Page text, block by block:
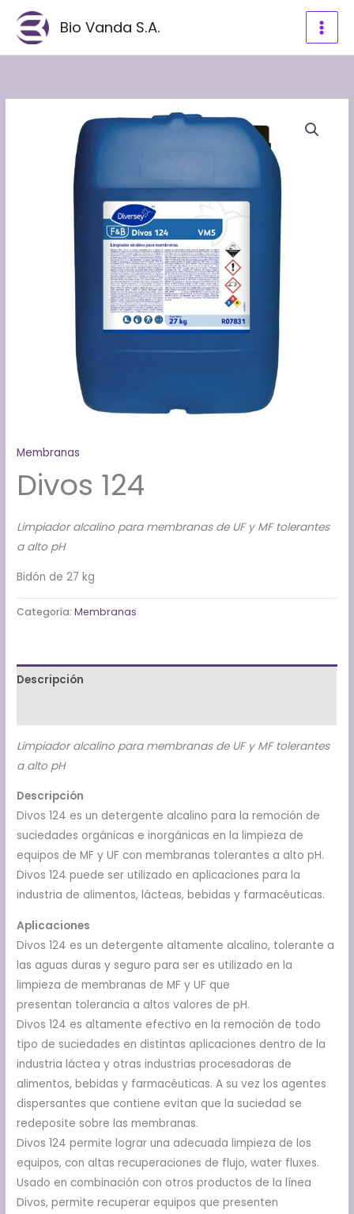
contenido
Bio Vanda S.A.
Membranas
Divos 124
Limpiador alcalino para membranas de UF y MF tolerantes
a alto pH
Bidón de 27 kg
Categoría:Membranas
Descripción
Limpiador alcalino para membranas de UF y MF tolerantes
a alto pH
Descripción
Divos 124 es un detergente alcalino para la remoción de
suciedades orgánicas e inorgánicas en la limpieza de
equipos de MF y UF con membranas tolerantes a alto pH.
Divos 124 puede ser utilizado en aplicaciones para la
industria de alimentos, lácteas, bebidas y farmacéuticas.
Aplicaciones
Divos 124 es un detergente altamente alcalino, tolerante a
las aguas duras y seguro para ser es utilizado en la
limpieza de membranas de MF y UF que
presentan tolerancia a altos valores de pH.
Divos 124 es altamente efectivo en la remoción de todo
tipo de suciedades en distintas aplicaciones dentro de la
industria láctea y otras industrias procesadoras de
alimentos, bebidas y farmacéuticas. A su vez los agentes
dispersantes que contiene evitan que la suciedad se
redeposite sobre las membranas.
Divos 124 permite lograr una adecuada limpieza de los
equipos, con altas recuperaciones de flujo, water fluxes.
Usado en combinación con otros productos de la línea
Divos, permite recuperar equipos que presenten